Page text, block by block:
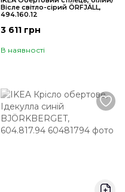
Вісле світло-сірий ÖRFJÄLL,
494.160.12
3 611 грн
В наявності